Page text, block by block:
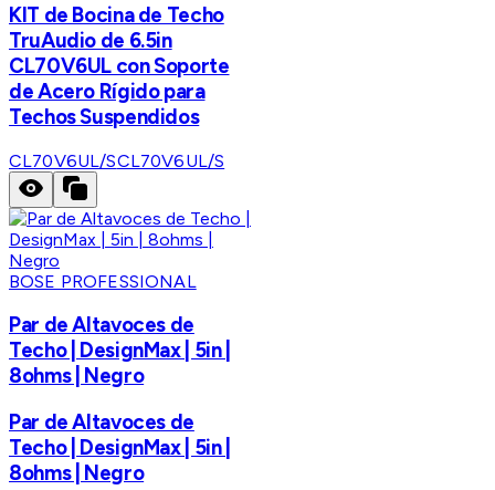
KIT de Bocina de Techo
TruAudio de 6.5in
CL70V6UL con Soporte
de Acero Rígido para
Techos Suspendidos
CL70V6UL/SCL70V6UL/S
BOSE PROFESSIONAL
Par de Altavoces de
Techo | DesignMax | 5in |
8ohms | Negro
Par de Altavoces de
Techo | DesignMax | 5in |
8ohms | Negro